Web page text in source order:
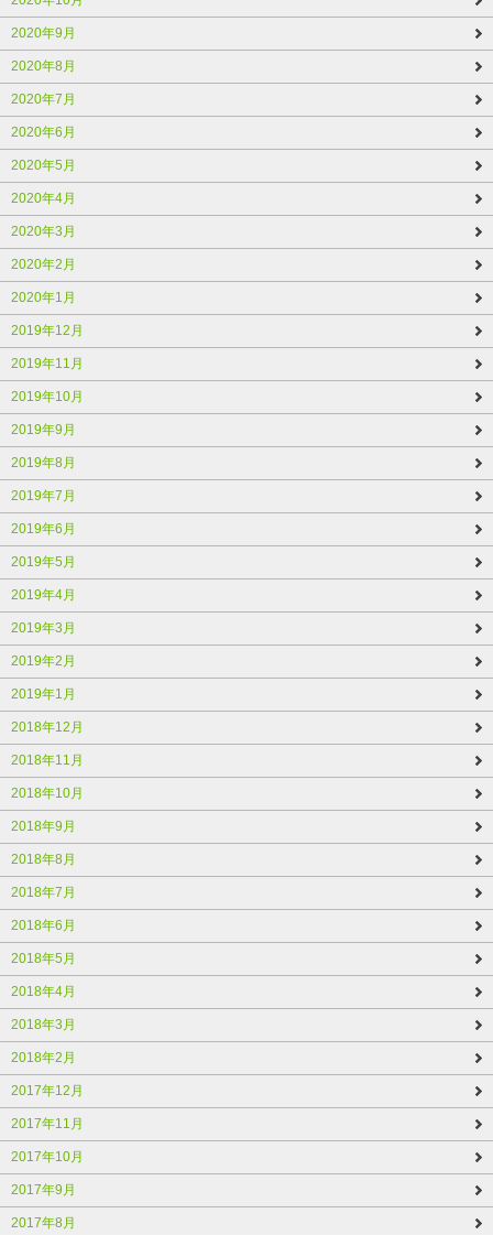
2020年9月
2020年8月
2020年7月
2020年6月
2020年5月
2020年4月
2020年3月
2020年2月
2020年1月
2019年12月
2019年11月
2019年10月
2019年9月
2019年8月
2019年7月
2019年6月
2019年5月
2019年4月
2019年3月
2019年2月
2019年1月
2018年12月
2018年11月
2018年10月
2018年9月
2018年8月
2018年7月
2018年6月
2018年5月
2018年4月
2018年3月
2018年2月
2017年12月
2017年11月
2017年10月
2017年9月
2017年8月